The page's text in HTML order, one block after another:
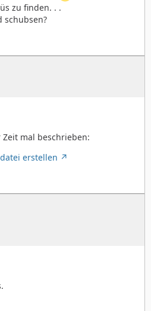
zu finden. . .
schubsen?
mal beschrieben:
erstellen